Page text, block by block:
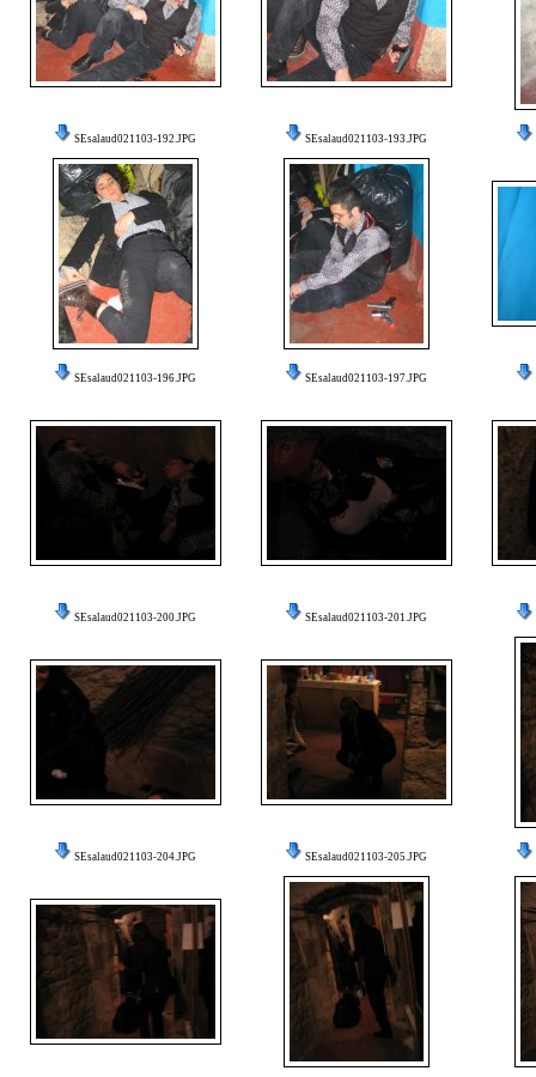
SEsalaud021103-192.JPG SEsalaud021103-193.JPG
SEsalaud021103-196.JPG SEsalaud021103-197.JPG
SEsalaud021103-200.JPG SEsalaud021103-201.JPG
SEsalaud021103-204.JPG SEsalaud021103-205.JPG